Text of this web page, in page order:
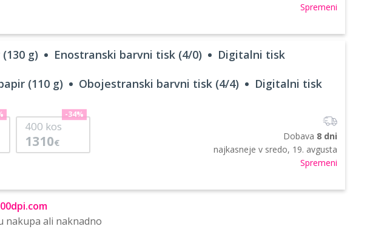
Spremeni
g) Enostranski barvni tisk (4/0) Digitalni tisk
(110 g) Obojestranski barvni tisk (4/4) Digitalni tisk
400 kos
1310€
-34%
Dobava 8 dni
najkasneje v sredo, 19. avgusta
Spremeni
nakupa ali naknadno